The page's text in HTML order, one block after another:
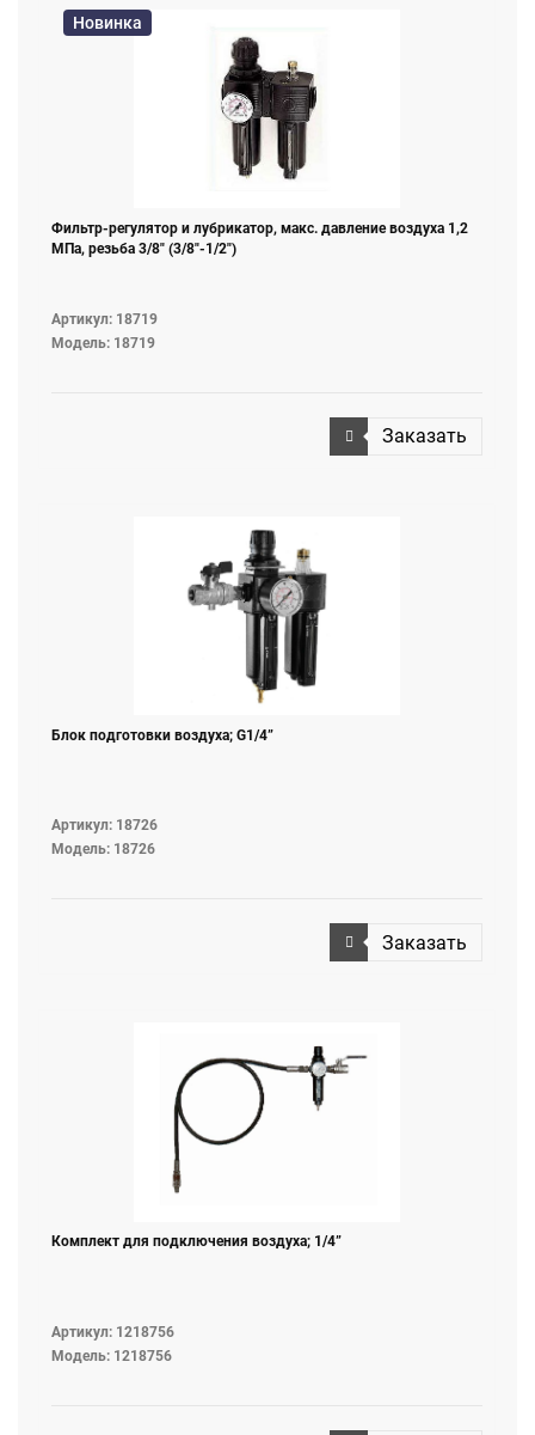
Новинка
Фильтр-регулятор и лубрикатор, макс. давление воздуха 1,2
МПа, резьба 3/8" (3/8"-1/2")
Артикул: 18719
Модель: 18719
Заказать
Блок подготовки воздуха; G1/4”
Артикул: 18726
Модель: 18726
Заказать
Комплект для подключения воздуха; 1/4”
Артикул: 1218756
Модель: 1218756